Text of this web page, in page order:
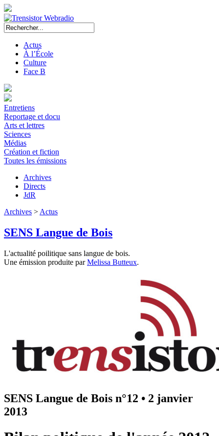
Actus
À l’École
Culture
Face B
Entretiens
Reportage et docu
Arts et lettres
Sciences
Médias
Création et fiction
Toutes les émissions
Archives
Directs
JdR
Archives > Actus
SENS Langue de Bois
L'actualité poilitique sans langue de bois.
Une émission produite parMelissa Butteux.
SENS Langue de Bois n°12 • 2 janvier
2013